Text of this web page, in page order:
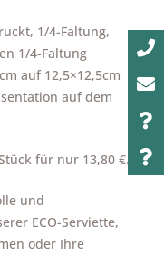
1/4-Faltung,
1/4-Faltung
auf 12,5×12,5cm
auf dem
für nur 13,80 €.
und
ECO-Serviette,
oder Ihre